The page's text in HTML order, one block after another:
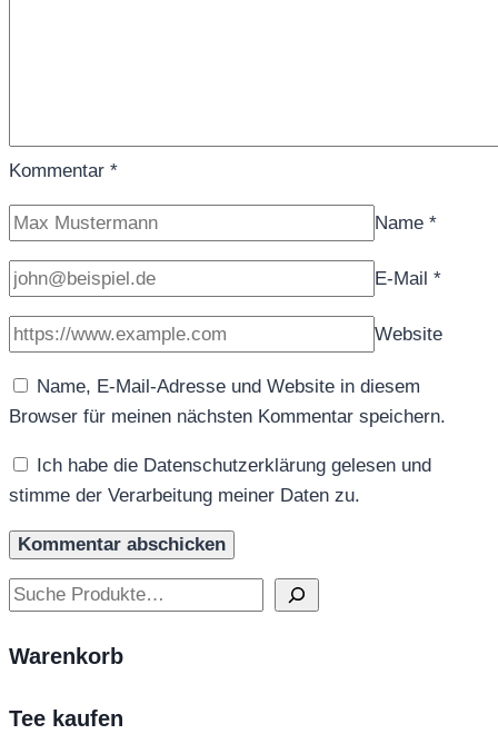
Kommentar *
Name *
E-Mail *
Website
Name, E-Mail-Adresse und Website in diesem
Browser für meinen nächsten Kommentar speichern.
Ich habe die Datenschutzerklärung gelesen und
stimme der Verarbeitung meiner Daten zu.
Suchen
Warenkorb
Tee kaufen